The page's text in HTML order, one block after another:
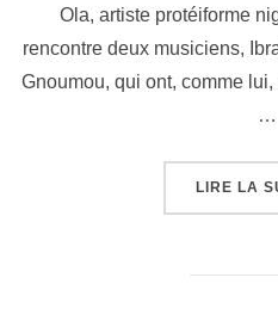
Ola, artiste protéiforme
rencontre deux musiciens,
Gnoumou, qui ont, comme
…
LIRE LA